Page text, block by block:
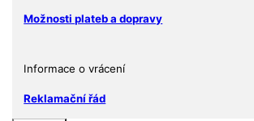
2016
Austrálie
Možnosti plateb a dopravy
Informace o vrácení
Reklamační řád